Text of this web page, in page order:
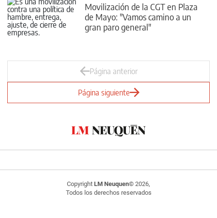
Movilización de la CGT en Plaza
de Mayo: "Vamos camino a un
gran paro general"
Página anterior
Página siguiente
Copyright LM Neuquen© 2026,
Todos los derechos reservados